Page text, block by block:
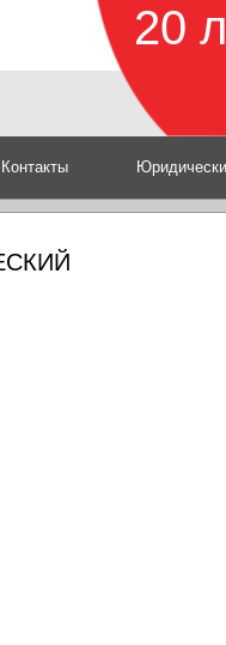
20
Контакты